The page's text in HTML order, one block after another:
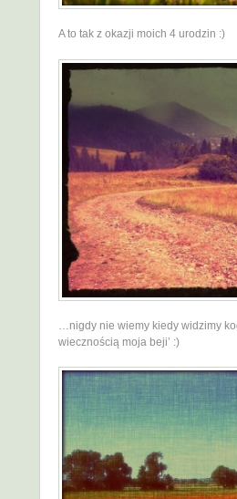
A to tak z okazji moich 4 urodzin :)
…nigdy nie wiemy kiedy widzimy
wiecznością moja beji’ :)